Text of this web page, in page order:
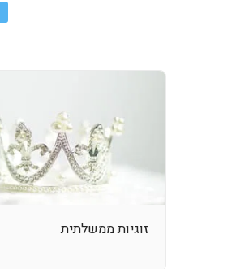
זוגיות ממשלתית